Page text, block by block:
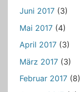
Juni 2017 (3)
Mai 2017 (4)
April 2017 (3)
März 2017 (3)
Februar 2017 (8)